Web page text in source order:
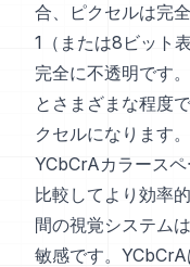
合、ピクセルは完
1（または8ビット
完全に不透明です
とさまざまな程度
クセルになります。
YCbCrAカラース
比較してより効率
間の視覚システム
敏感です。